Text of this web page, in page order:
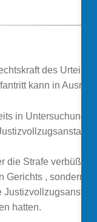
Abschnitte
Interne
des
kann in
in
die Strafe verbüßt
Gerichts , sondern
hatten.